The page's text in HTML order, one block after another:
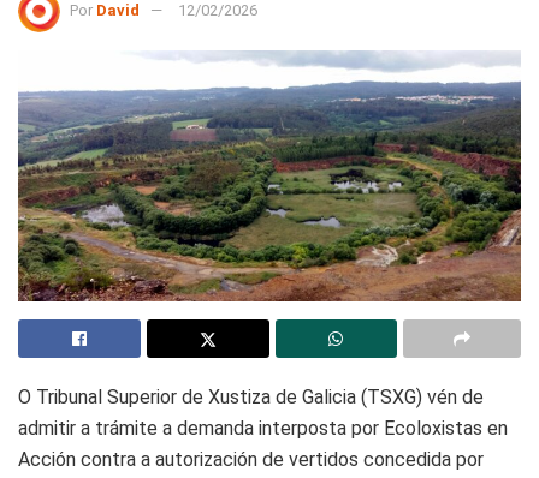
Por David 12/02/2026
O Tribunal Superior de Xustiza de Galicia (TSXG) vén de
admitir a trámite a demanda interposta por Ecoloxistas en
Acción contra a autorización de vertidos concedida por